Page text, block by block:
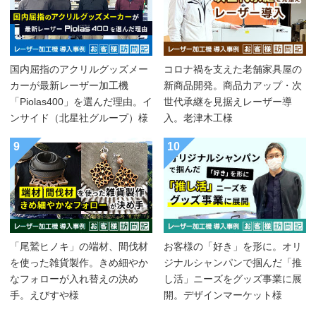
国内屈指のアクリルグッズメー
カーが最新レーザー加工機
「Piolas400」を選んだ理由。イ
ンサイド（北星社グループ）様
コロナ禍を支えた老舗家具屋の
新商品開発。商品力アップ・次
世代承継を見据えレーザー導
入。老津木工様
9
「尾鷲ヒノキ」の端材、間伐材
を使った雑貨製作。きめ細やか
なフォローが入れ替えの決め
手。えびすや様
10
お客様の「好き」を形に。オリ
ジナルシャンパンで掴んだ「推
し活」ニーズをグッズ事業に展
開。デザインマーケット様